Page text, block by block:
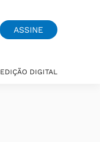
ASSINE
EDIÇÃO DIGITAL